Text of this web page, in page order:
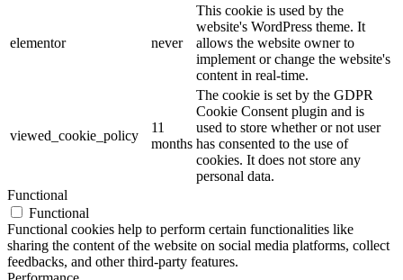
elementor never
This cookie is used by the
website's WordPress theme. It
allows the website owner to
implement or change the website's
content in real-time.
viewed_cookie_policy
11
months
The cookie is set by the GDPR
Cookie Consent plugin and is
used to store whether or not user
has consented to the use of
cookies. It does not store any
personal data.
Functional
Functional
Functional cookies help to perform certain functionalities like
sharing the content of the website on social media platforms, collect
feedbacks, and other third-party features.